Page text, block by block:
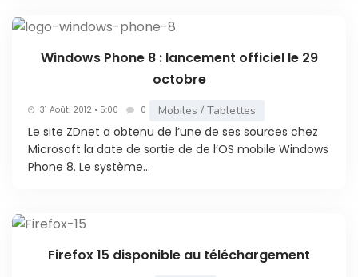
Windows Phone 8 : lancement officiel le 29
octobre
31 Août. 2012 • 5:00 0 Mobiles / Tablettes
Le site ZDnet a obtenu de l’une de ses sources chez
Microsoft la date de sortie de de l’OS mobile Windows
Phone 8. Le système...
Firefox 15 disponible au téléchargement